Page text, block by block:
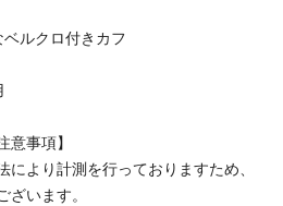
ルクロ付きカフ
意事項】
より計測を行っておりますため、
います。